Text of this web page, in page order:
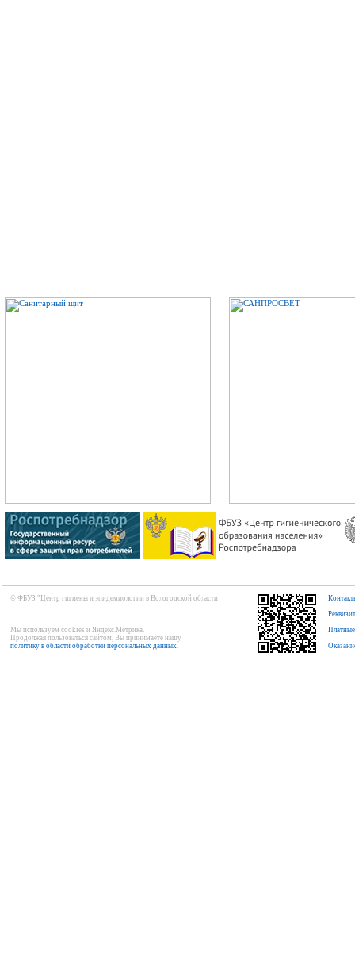
© ФБУЗ "Центр гигиены и эпидемиологии в Вологодской области
Мы используем cookies и Яндекс.Метрика.
Продолжая пользоваться сайтом, Вы принимаете нашу
политику в области обработки персональных данных.